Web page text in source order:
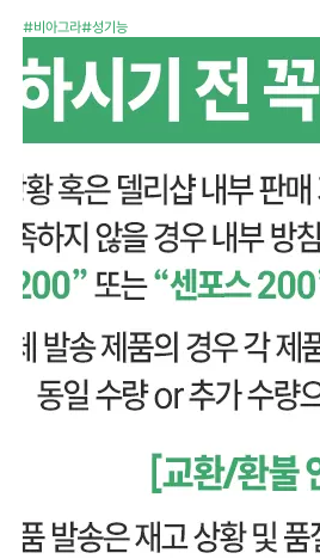
#비아그라#성기능